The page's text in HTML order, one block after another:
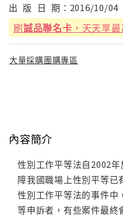
出 版 日 期： 2016/10/04
刷誠品聯名卡 ，天天享
大量採購團購專區
內容簡介
性別工作平等法自2002
障我國職場上性別平等已
性別工作平等法的事件中
等申訴者，有些案件最終